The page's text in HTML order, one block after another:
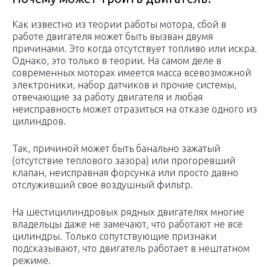
Как известно из теории работы мотора, сбой в
работе двигателя может быть вызван двумя
причинами. Это когда отсутствует топливо или искра.
Однако, это только в теории. На самом деле в
современных моторах имеется масса всевозможной
электроники, набор датчиков и прочие системы,
отвечающие за работу двигателя и любая
неисправность может отразиться на отказе одного из
цилиндров.
Так, причиной может быть банально зажатый
(отсутствие теплового зазора) или прогоревший
клапан, неисправная форсунка или просто давно
отслуживший свое воздушный фильтр.
На шестицилиндровых рядных двигателях многие
владельцы даже не замечают, что работают не все
цилиндры. Только сопутствующие признаки
подсказывают, что двигатель работает в нештатном
режиме.